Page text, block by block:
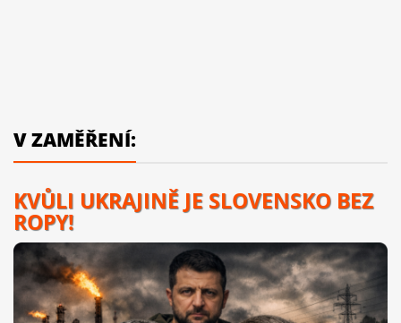
V ZAMĚŘENÍ:
KVŮLI UKRAJINĚ JE SLOVENSKO BEZ
ROPY!